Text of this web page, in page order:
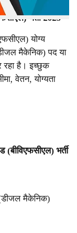
भर्ती 2025
योग्य
मैकेनिक) पद या
रहा है। इच्छुक
वेतन, योग्यता
(बीविएफसीएल) भर्ती
मैकेनिक)